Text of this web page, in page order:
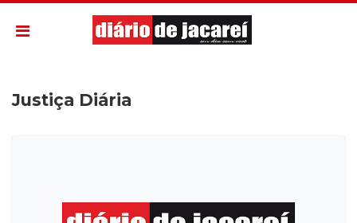
Justiça Diária